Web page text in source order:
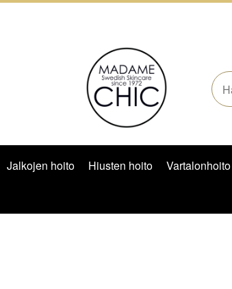
Jalkojen hoito Hiusten hoito Vartalonhoito